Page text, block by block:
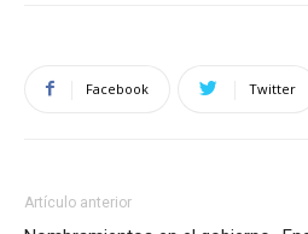
Facebook Twitter
Artículo anterior